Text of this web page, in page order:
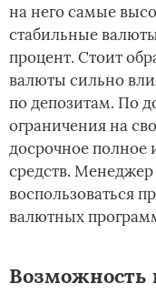
на него самые
стабильные
процент. Стоит
валюты сильно
по депозитам. По
ограничения на
досрочное полное
средств.
воспользоваться
валютных
Возможность